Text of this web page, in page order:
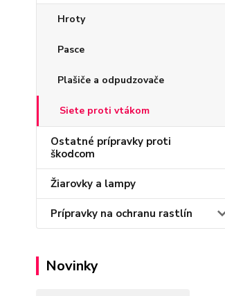
Hroty
Pasce
Plašiče a odpudzovače
Siete proti vtákom
Ostatné prípravky proti
škodcom
Žiarovky a lampy
Prípravky na ochranu rastlín
Novinky